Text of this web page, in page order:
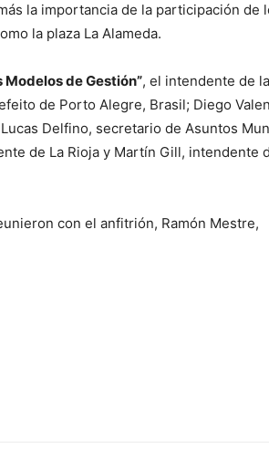
la importancia de la participación de
la plaza La Alameda.
de Gestión”, el intendente de
de Porto Alegre, Brasil; Diego
Delfino, secretario de Asuntos
de La Rioja y Martín Gill, intendente
con el anfitrión, Ramón Mestre,